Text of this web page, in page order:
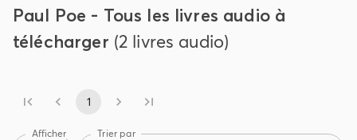
Paul Poe - Tous les livres audio à
télécharger (2 livres audio)
1
Afficher Trier par